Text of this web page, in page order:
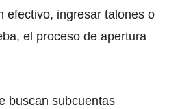
efectivo, ingresar talones o
el proceso de apertura
buscan subcuentas